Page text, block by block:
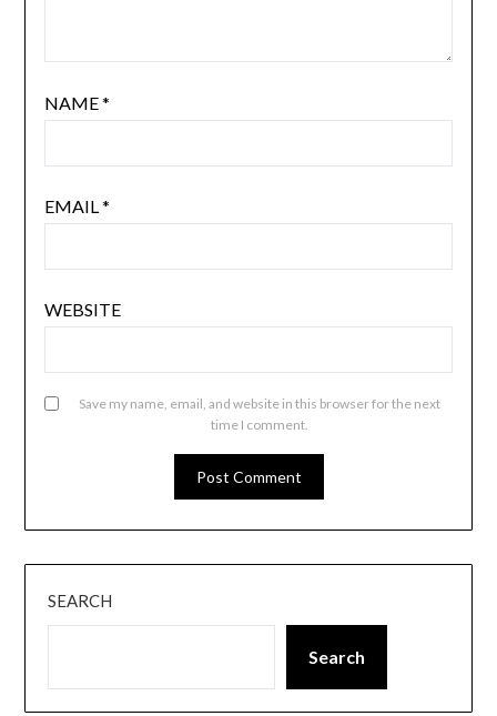
NAME*
EMAIL*
WEBSITE
Save my name, email, and website in this browser for the next
time I comment.
SEARCH
Search